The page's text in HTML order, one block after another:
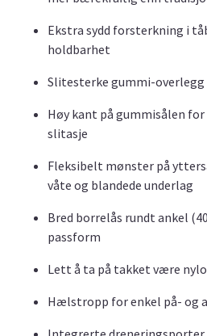
Ekstra sydd forsterkning i
holdbarhet
Slitesterke gummi-
Høy kant på gummisålen
slitasje
Fleksibelt mønster på
våte og blandede underlag
Bred borrelås rundt ankel
passform
Lett å ta på takket være
Hælstropp for enkel på- og